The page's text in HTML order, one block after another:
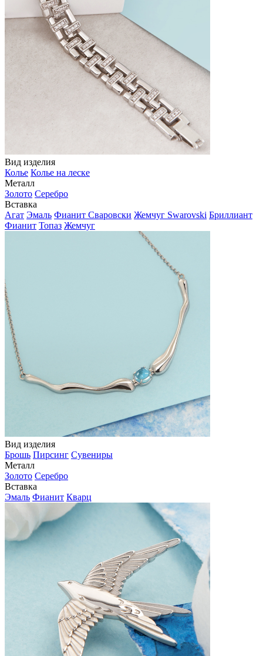
Вид изделия
Колье Колье на леске
Металл
Золото Серебро
Вставка
Агат Эмаль Фианит Сваровски Жемчуг Swarovski Бриллиант
Фианит Топаз Жемчуг
Вид изделия
Брошь Пирсинг Сувениры
Металл
Золото Серебро
Вставка
Эмаль Фианит Кварц